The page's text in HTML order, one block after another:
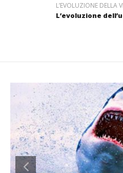
L’EVOLUZIONE DELLA
L’evoluzione